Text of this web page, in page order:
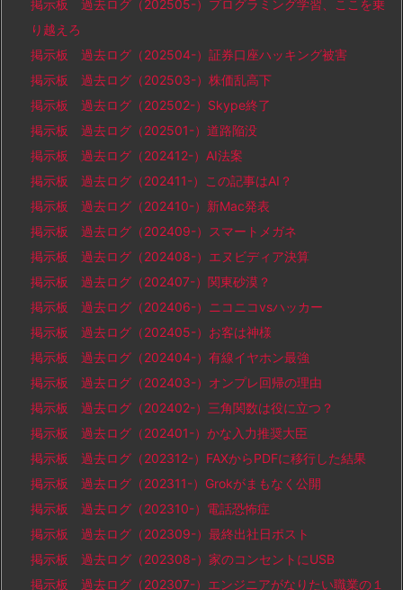
掲示板 過去ログ（202505-）プログラミング学習、ここを乗
り越えろ
掲示板 過去ログ（202504-）証券口座ハッキング被害
掲示板 過去ログ（202503-）株価乱高下
掲示板 過去ログ（202502-）Skype終了
掲示板 過去ログ（202501-）道路陥没
掲示板 過去ログ（202412-）AI法案
掲示板 過去ログ（202411-）この記事はAI？
掲示板 過去ログ（202410-）新Mac発表
掲示板 過去ログ（202409-）スマートメガネ
掲示板 過去ログ（202408-）エヌビディア決算
掲示板 過去ログ（202407-）関東砂漠？
掲示板 過去ログ（202406-）ニコニコvsハッカー
掲示板 過去ログ（202405-）お客は神様
掲示板 過去ログ（202404-）有線イヤホン最強
掲示板 過去ログ（202403-）オンプレ回帰の理由
掲示板 過去ログ（202402-）三角関数は役に立つ？
掲示板 過去ログ（202401-）かな入力推奨大臣
掲示板 過去ログ（202312-）FAXからPDFに移行した結果
掲示板 過去ログ（202311-）Grokがまもなく公開
掲示板 過去ログ（202310-）電話恐怖症
掲示板 過去ログ（202309-）最終出社日ポスト
掲示板 過去ログ（202308-）家のコンセントにUSB
掲示板 過去ログ（202307-）エンジニアがなりたい職業の１